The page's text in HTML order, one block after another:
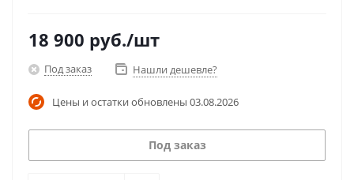
18 900 руб./шт
Под заказ Нашли дешевле?
Цены и остатки обновлены 03.08.2026
Под заказ